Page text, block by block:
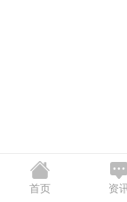
首页 资